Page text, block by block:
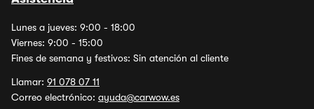
Lunes a jueves: 9:00 - 18:00
Viernes: 9:00 - 15:00
Fines de semana y festivos: Sin atención al cliente
Llamar: 91 078 07 11
Correo electrónico: ayuda@carwow.es